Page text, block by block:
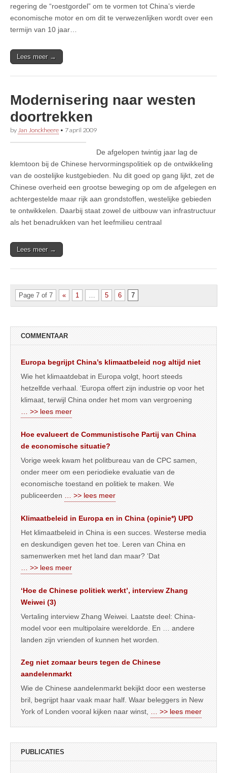
regering de “roestgordel” om te vormen tot China’s vierde
economische motor en om dit te verwezenlijken wordt over een
termijn van 10 jaar…
Lees meer →
Modernisering naar westen
doortrekken
by Jan Jonckheere • 7 april 2009
De afgelopen twintig jaar lag de
klemtoon bij de Chinese hervormingspolitiek op de ontwikkeling
van de oostelijke kustgebieden. Nu dit goed op gang lijkt, zet de
Chinese overheid een grootse beweging op om de afgelegen en
achtergestelde maar rijk aan grondstoffen, westelijke gebieden
te ontwikkelen. Daarbij staat zowel de uitbouw van infrastructuur
als het benadrukken van het leefmilieu centraal
Lees meer →
Page 7 of 7 « 1 5 6 7
COMMENTAAR
Europa begrijpt China’s klimaatbeleid nog altijd niet
Wie het klimaatdebat in Europa volgt, hoort steeds
hetzelfde verhaal. ‘Europa offert zijn industrie op voor het
klimaat, terwijl China onder het mom van vergroening
… >> lees meer
Hoe evalueert de Communistische Partij van China
de economische situatie?
Vorige week kwam het politbureau van de CPC samen,
onder meer om een periodieke evaluatie van de
economische toestand en politiek te maken. We
publiceerden
… >> lees meer
Klimaatbeleid in Europa en in China (opinie*) UPD
Het klimaatbeleid in China is een succes. Westerse media
en deskundigen geven het toe. Leren van China en
samenwerken met het land dan maar? ‘Dat
… >> lees meer
‘Hoe de Chinese politiek werkt’, interview Zhang
Weiwei (3)
Vertaling interview Zhang Weiwei. Laatste deel: China-
model voor een multipolaire wereldorde. En … andere
landen zijn vrienden of kunnen het worden.
Zeg niet zomaar beurs tegen de Chinese
aandelenmarkt
Wie de Chinese aandelenmarkt bekijkt door een westerse
bril, begrijpt haar vaak maar half. Waar beleggers in New
York of Londen vooral kijken naar winst,
… >> lees meer
PUBLICATIES